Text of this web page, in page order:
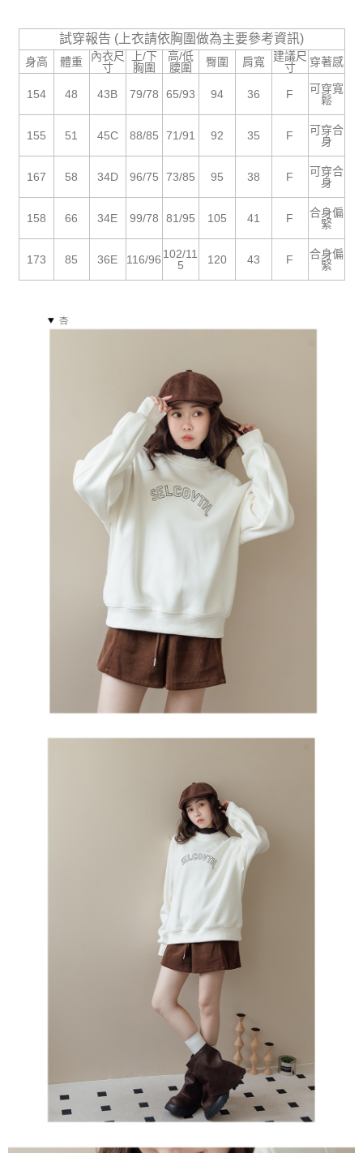
客戶支援中心」https://netprotections.freshdesk.com/support/home
【注意事項】
１．透過由恩沛科技股份有限公司提供之「AFTEE先享後付」服務完成之交
易，需依本服務之必要範圍內提供個人資料，並將交易相關給付款項請求債
權轉讓予恩沛科技股份有限公司。
https://aftee.tw/terms/#terms3
３．未成年的使用者請事先徵得法定代理人或監護人之同意方可使用
「AFTEE先享後付」，若未經同意申辦者引起之損失，本公司不負相關責
４．使用「AFTEE先享後付」時，將依據個別帳號之用戶狀況，依本公司即
時審查核予不同之上限額度；若仍有額度不足之情形，本公司將視審查結果
恩沛科技股份有限公司將有權停止該用戶之使用額度並採取法律行動。
每筆NT$85，滿NT$799(含以上)免運費
宅配
海外宅配 查看運費
試穿報告 (上衣請依胸圍做為主要參考資訊)
身高 體重
內衣尺
寸
上/下
胸圍
高/低
腰圍
臀圍 肩寬
建議尺
寸
穿著感
154 48 43B 79/78 65/93 94 36 F
可穿寬
鬆
155 51 45C 88/85 71/91 92 35 F
可穿合
身
167 58 34D 96/75 73/85 95 38 F
可穿合
身
158 66 34E 99/78 81/95 105 41 F
合身偏
緊
173 85 36E 116/96 102/11
5
120 43 F
合身偏
緊